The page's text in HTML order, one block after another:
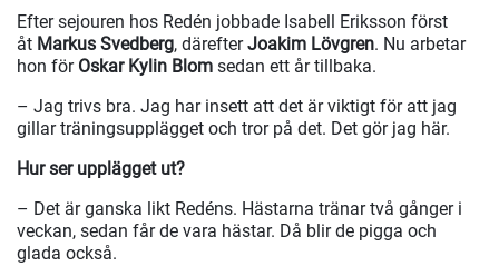
Efter sejouren hos Redén jobbade Isabell Eriksson först
åt Markus Svedberg, därefterJoakim Lövgren. Nu arbetar
hon för Oskar Kylin Blom sedan ett år tillbaka.
– Jag trivs bra. Jag har insett att det är viktigt för att jag
gillar träningsupplägget och tror på det. Det gör jag här.
Hur ser upplägget ut?
– Det är ganska likt Redéns. Hästarna tränar två gånger i
veckan, sedan får de vara hästar. Då blir de pigga och
glada också.